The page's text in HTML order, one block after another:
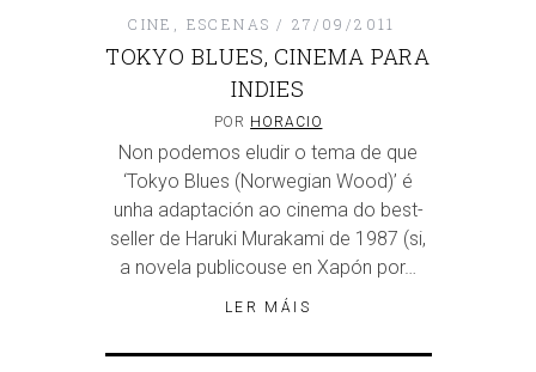
CINE ESCENAS 27/09/2011
TOKYO BLUES, CINEMA PARA
INDIES
POR HORACIO
Non podemos eludir o tema de que
‘Tokyo Blues (Norwegian Wood)’ é
unha adaptación ao cinema do best-
seller de Haruki Murakami de 1987 (si,
a novela publicouse en Xapón por…
LER MÁIS